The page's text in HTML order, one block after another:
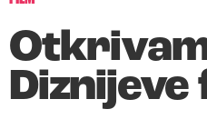
Diznijeve